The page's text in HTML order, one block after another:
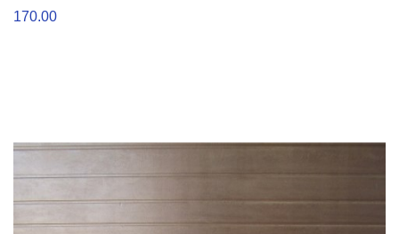
170.00